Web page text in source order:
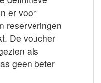
er voor
reserveringen
De voucher
als
geen beter